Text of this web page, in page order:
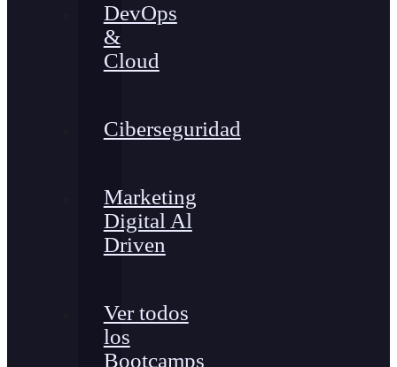
DevOps
&
Cloud
Ciberseguridad
Marketing
Digital Al
Driven
Ver todos
los
Bootcamps